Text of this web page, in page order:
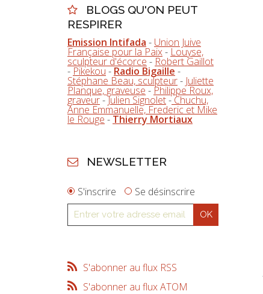
BLOGS QU'ON PEUT
RESPIRER
Emission Intifada - Union Juive
Française pour la Paix- Louyse,
sculpteur d'écorce - Robert Gaillot
- Pikekou - Radio Bigaille -
Stéphane Beau, sculpteur- Juliette
Planque, graveuse - Philippe Roux,
graveur-Julien Signolet- Chuchu,
Anne Emmanuelle, Frederic et Mike
le Rouge - Thierry Mortiaux
NEWSLETTER
S'inscrire Se désinscrire
S'abonner au flux RSS
S'abonner au flux ATOM